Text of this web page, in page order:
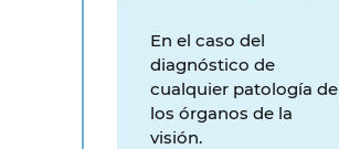
En el caso del
diagnóstico de
cualquier patología de
los órganos de la
visión.